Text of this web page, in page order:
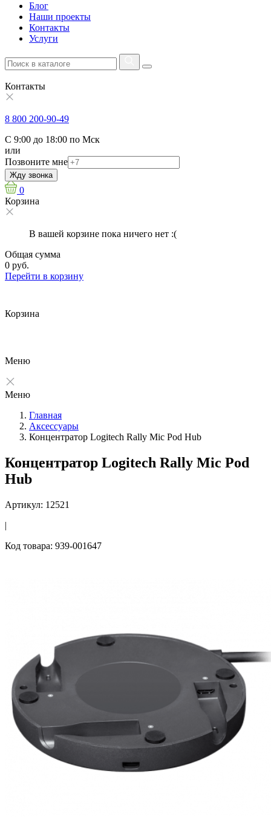
Блог
Наши проекты
Контакты
Услуги
Контакты
8 800 200-90-49
С 9:00 до 18:00 по Мск
или
Позвоните мне
Жду звонка
0
Корзина
В вашей корзине пока ничего нет :(
Общая сумма
0 руб.
Перейти в корзину
Корзина
Меню
Меню
Главная
Аксессуары
Концентратор Logitech Rally Mic Pod Hub
Концентратор Logitech Rally Mic Pod
Hub
Артикул: 12521
|
Код товара: 939-001647